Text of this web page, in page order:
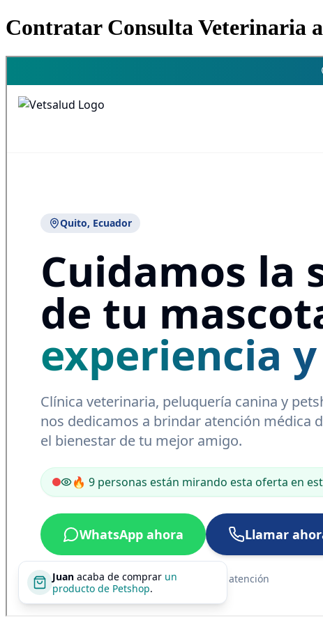
Contratar Consulta Veterinaria